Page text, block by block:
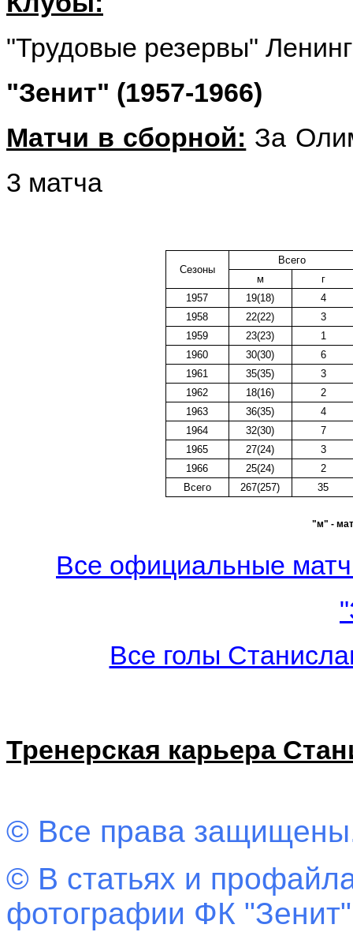
"Трудовые резервы"
"Зенит" (1957-1966)
Матчи в сборной: За
3 матча
Сезоны
Всего
м
г
1957
19(18)
4
1958
22(22)
3
1959
23(23)
1
1960
30(30)
6
1961
35(35)
3
1962
18(16)
2
1963
36(35)
4
1964
32(30)
7
1965
27(24)
3
1966
25(24)
2
Всего
267(257) 35
"м" -
Все официальные
Все голы
Тренерская карьера
© Все права
© В статьях и
фотографии ФК